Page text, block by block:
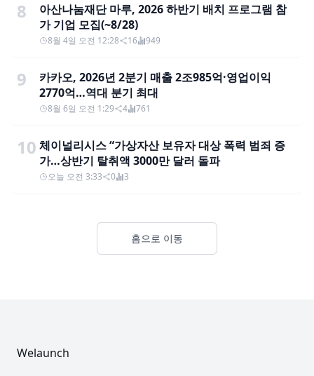
8
아산나눔재단 마루, 2026 하반기 배치 프로그램 참
가 기업 모집(~8/28)
8월 4일 오전 12:28 16 949
9
카카오, 2026년 2분기 매출 2조985억·영업이익
2770억…역대 분기 최대
8월 6일 오전 1:29 4 761
10 체이널리시스 “가상자산 보유자 대상 폭력 범죄 증
가…상반기 탈취액 3000만 달러 돌파
오늘 오전 3:33 0 3
홈으로 이동
Welaunch